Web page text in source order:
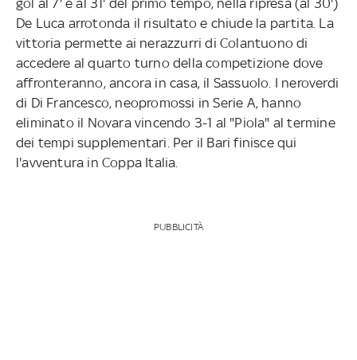
De Luca arrotonda il risultato e chiude la partita. La
vittoria permette ai nerazzurri di Colantuono di
accedere al quarto turno della competizione dove
affronteranno, ancora in casa, il Sassuolo. I neroverdi
di Di Francesco, neopromossi in Serie A, hanno
eliminato il Novara vincendo 3-1 al "Piola" al termine
dei tempi supplementari. Per il Bari finisce qui
l'avventura in Coppa Italia.
PUBBLICITÀ